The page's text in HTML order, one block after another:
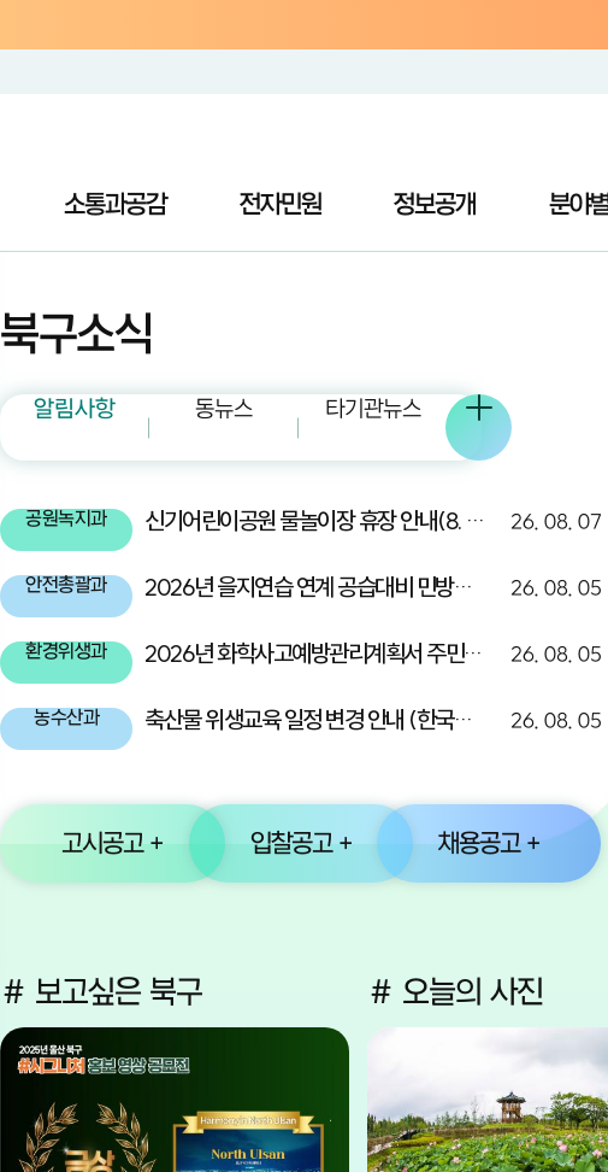
소통과공감 전자민원 정보공개 분야
북구소식
알림사항
공원녹지과 신기어린이공원 물놀이장 휴장 안내(8. 7.) 26. 08. 07
안전총괄과 2026년 을지연습 연계 공습대비 민방위 대피훈련 홍보 26. 08. 05
환경위생과 2026년 화학사고예방관리계획서 주민고지(한화솔루션(주)울산2공장) 26. 08. 05
농수산과 축산물 위생교육 일정 변경 안내 (한국식품안전관리인증원 교육) 26. 08. 05
동뉴스 타기관뉴스
고시공고 + 입찰공고 + 채용공고 +
# 보고싶은 북구 # 오늘의 사진